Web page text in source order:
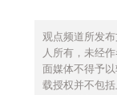
观点频道所发
人所有，未经
面媒体不得予
载授权并不包